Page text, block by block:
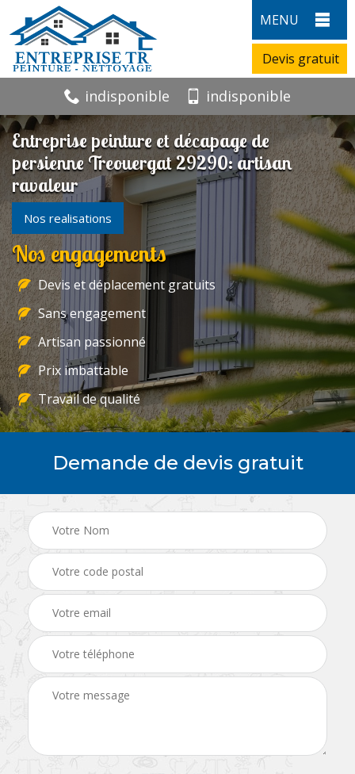
MENU
Devis gratuit
indisponible indisponible
Entreprise peinture et décapage de
persienne Treouergat 29290: artisan
ravaleur
Nos realisations
Nos engagements
Devis et déplacement gratuits
Sans engagement
Artisan passionné
Prix imbattable
Travail de qualité
Demande de devis gratuit